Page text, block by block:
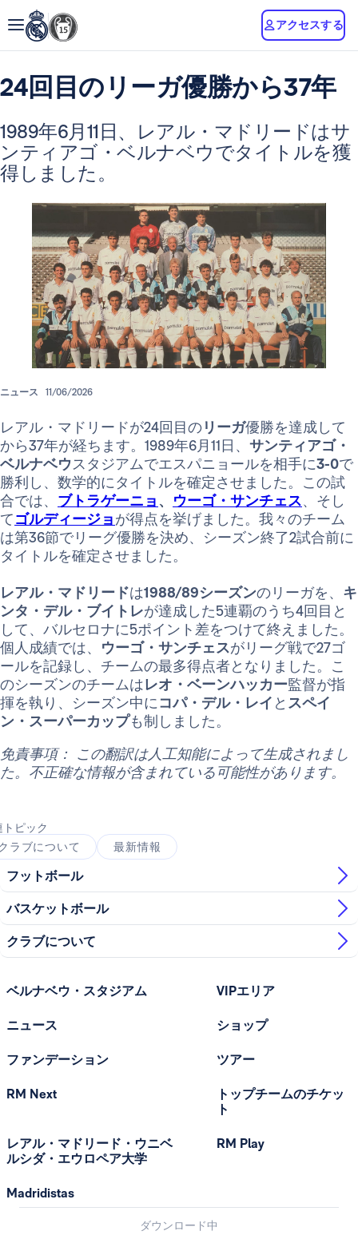
アクセスする
24回目のリーガ優勝から37年
1989年6月11日、レアル・マドリードはサ
ンティアゴ・ベルナベウでタイトルを獲
得しました。
ニュース 11/06/2026
レアル・マドリードが24回目のリーガ優勝を達成して
から37年が経ちます。1989年6月11日、 サンティアゴ・
ベルナベウスタジアムでエスパニョールを相手に3-0で
勝利し、数学的にタイトルを確定させました。この試
合では、 ブトラゲーニョ 、 ウーゴ・サンチェス、そし
てゴルディージョが得点を挙げました。我々のチーム
は第36節でリーグ優勝を決め、シーズン終了2試合前に
タイトルを確定させました。
レアル・マドリードは1988/89シーズンのリーガを、 キ
ンタ・デル・ブイトレが達成した5連覇のうち4回目と
して、バルセロナに5ポイント差をつけて終えました。
個人成績では、 ウーゴ・サンチェスがリーグ戦で27ゴ
ールを記録し、チームの最多得点者となりました。こ
のシーズンのチームはレオ・ベーンハッカー監督が指
揮を執り、シーズン中にコパ・デル・レイ と スペイ
ン・スーパーカップも制しました。
免責事項： この翻訳は人工知能によって生成されまし
た。不正確な情報が含まれている可能性があります。
トピック
ラブについて
最新情報
フットボール
バスケットボール
クラブについて
ベルナベウ・スタジアム
ニュース
ファンデーション
RM Next
レアル・マドリード・ウニベ
ルシダ・エウロペア大学
Madridistas
VIPエリア
ショップ
ツアー
トップチームのチケッ
ト
RM Play
ダウンロード中